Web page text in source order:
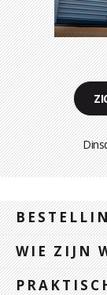
WIE ZIJN